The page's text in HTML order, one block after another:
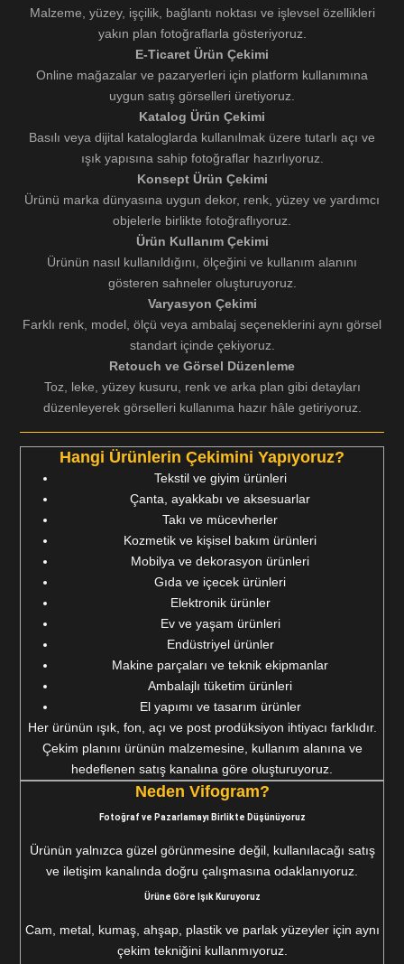
Malzeme, yüzey, işçilik, bağlantı noktası ve işlevsel özellikleri
yakın plan fotoğraflarla gösteriyoruz.
E-Ticaret Ürün Çekimi
Online mağazalar ve pazaryerleri için platform kullanımına
uygun satış görselleri üretiyoruz.
Katalog Ürün Çekimi
Basılı veya dijital kataloglarda kullanılmak üzere tutarlı açı ve
ışık yapısına sahip fotoğraflar hazırlıyoruz.
Konsept Ürün Çekimi
Ürünü marka dünyasına uygun dekor, renk, yüzey ve yardımcı
objelerle birlikte fotoğraflıyoruz.
Ürün Kullanım Çekimi
Ürünün nasıl kullanıldığını, ölçeğini ve kullanım alanını
gösteren sahneler oluşturuyoruz.
Varyasyon Çekimi
Farklı renk, model, ölçü veya ambalaj seçeneklerini aynı görsel
standart içinde çekiyoruz.
Retouch ve Görsel Düzenleme
Toz, leke, yüzey kusuru, renk ve arka plan gibi detayları
düzenleyerek görselleri kullanıma hazır hâle getiriyoruz.
Hangi Ürünlerin Çekimini Yapıyoruz?
Tekstil ve giyim ürünleri
Çanta, ayakkabı ve aksesuarlar
Takı ve mücevherler
Kozmetik ve kişisel bakım ürünleri
Mobilya ve dekorasyon ürünleri
Gıda ve içecek ürünleri
Elektronik ürünler
Ev ve yaşam ürünleri
Endüstriyel ürünler
Makine parçaları ve teknik ekipmanlar
Ambalajlı tüketim ürünleri
El yapımı ve tasarım ürünler
Her ürünün ışık, fon, açı ve post prodüksiyon ihtiyacı farklıdır.
Çekim planını ürünün malzemesine, kullanım alanına ve
hedeflenen satış kanalına göre oluşturuyoruz.
Neden Vifogram?
Fotoğraf ve Pazarlamayı Birlikte Düşünüyoruz
Ürünün yalnızca güzel görünmesine değil, kullanılacağı satış
ve iletişim kanalında doğru çalışmasına odaklanıyoruz.
Ürüne Göre Işık Kuruyoruz
Cam, metal, kumaş, ahşap, plastik ve parlak yüzeyler için aynı
çekim tekniğini kullanmıyoruz.